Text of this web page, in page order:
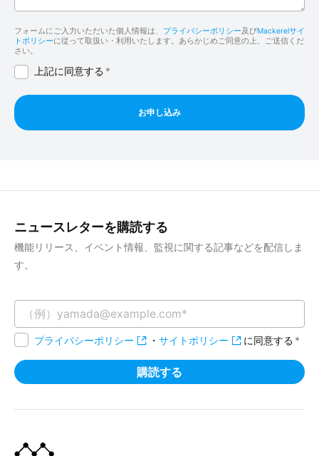
フォームにご入力いただいた個人情報は、 プライバシーポリシー及びMackerelサイ
トポリシーに従って取扱い・利用いたします。あらかじめご同意の上、ご送信くだ
さい。
上記に同意する *
ニュースレターを購読する
機能リリース、イベント情報、監視に関する記事などを配信しま
す。
プライバシーポリシー ・ サイトポリシー に同意する *